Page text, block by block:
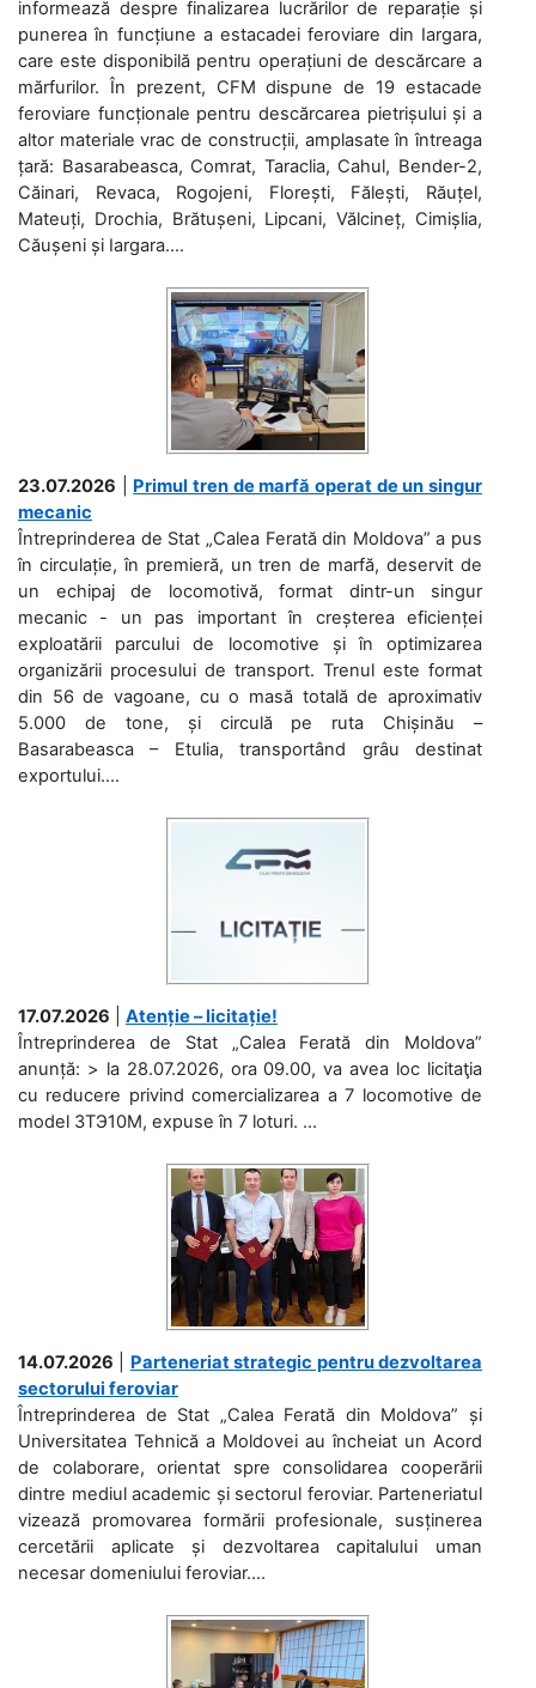
informează despre finalizarea lucrărilor de reparație și
punerea în funcțiune a estacadei feroviare din Iargara,
care este disponibilă pentru operațiuni de descărcare a
mărfurilor. În prezent, CFM dispune de 19 estacade
feroviare funcționale pentru descărcarea pietrișului și a
altor materiale vrac de construcții, amplasate în întreaga
țară: Basarabeasca, Comrat, Taraclia, Cahul, Bender-2,
Căinari, Revaca, Rogojeni, Florești, Fălești, Răuțel,
Mateuți, Drochia, Brătușeni, Lipcani, Vălcineț, Cimișlia,
Căușeni și Iargara....
23.07.2026
Primul tren de marfă operat de un singur
mecanic
Întreprinderea de Stat „Calea Ferată din Moldova” a pus
în circulație, în premieră, un tren de marfă, deservit de
un echipaj de locomotivă, format dintr-un singur
mecanic - un pas important în creșterea eficienței
exploatării parcului de locomotive și în optimizarea
organizării procesului de transport. Trenul este format
din 56 de vagoane, cu o masă totală de aproximativ
5.000 de tone, și circulă pe ruta Chișinău –
Basarabeasca – Etulia, transportând grâu destinat
exportului....
17.07.2026
Atenție – licitație!
Întreprinderea de Stat „Calea Ferată din Moldova”
anunță: > la 28.07.2026, ora 09.00, va avea loc licitaţia
cu reducere privind comercializarea a 7 locomotive de
model 3ТЭ10М, expuse în 7 loturi. ...
14.07.2026
Parteneriat strategic pentru dezvoltarea
sectorului feroviar
Întreprinderea de Stat „Calea Ferată din Moldova” și
Universitatea Tehnică a Moldovei au încheiat un Acord
de colaborare, orientat spre consolidarea cooperării
dintre mediul academic și sectorul feroviar. Parteneriatul
vizează promovarea formării profesionale, susținerea
cercetării aplicate și dezvoltarea capitalului uman
necesar domeniului feroviar....